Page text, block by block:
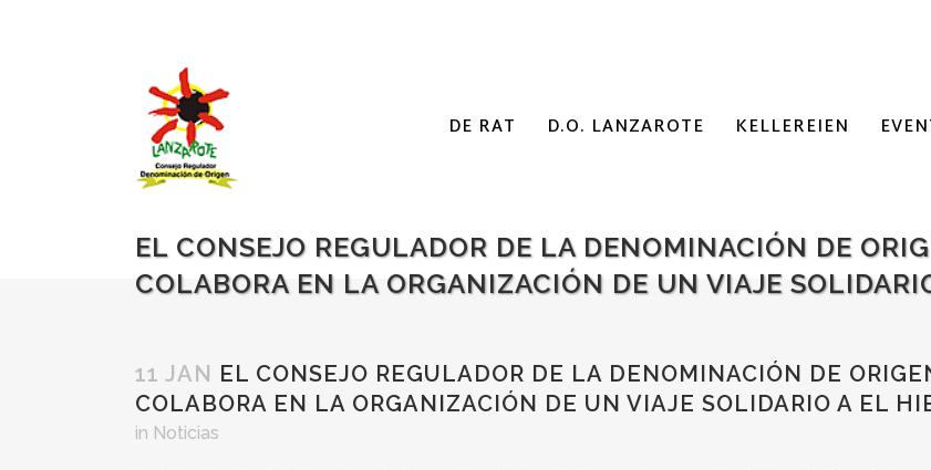
DE RAT D.O. LANZAROTE KELLEREIEN
EL CONSEJO REGULADOR DE LA DENOMINACIÓN DE
COLABORA EN LA ORGANIZACIÓN DE UN VIAJE
11 JAN EL CONSEJO REGULADOR DE LA DENOMINACIÓN DE
COLABORA EN LA ORGANIZACIÓN DE UN VIAJE SOLIDARIO A EL
in Noticias